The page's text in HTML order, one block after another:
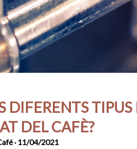
DIFERENTS TIPUS
DEL CAFÈ?
· 11/04/2021